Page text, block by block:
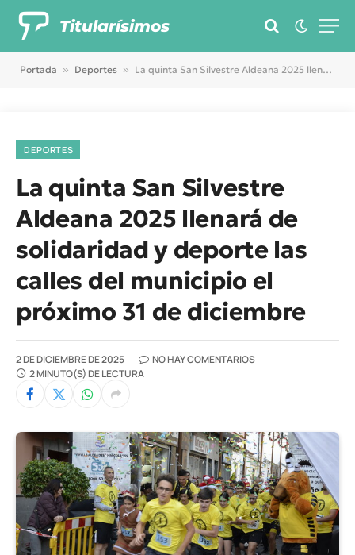
Titularísimos
Portada » Deportes » La quinta San Silvestre Aldeana 2025 llenará de solidaridad y deporte las calles del municipio el próximo 31 de diciembre
DEPORTES
La quinta San Silvestre
Aldeana 2025 llenará de
solidaridad y deporte las
calles del municipio el
próximo 31 de diciembre
2 DE DICIEMBRE DE 2025
NO HAY COMENTARIOS
2 MINUTO(S) DE LECTURA